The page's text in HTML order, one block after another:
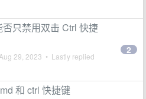
只禁用双击 Ctrl 快捷
Aug 29, 2023 • Lastly replied
2
和 ctrl 快捷键